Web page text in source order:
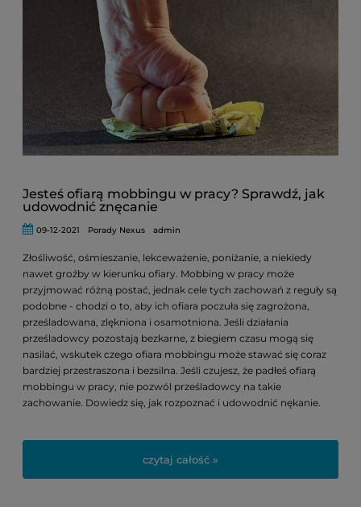
Jesteś ofiarą mobbingu w pracy? Sprawdź, jak
udowodnić znęcanie
09-12-2021 Porady Nexus admin
Złośliwość, ośmieszanie, lekceważenie, poniżanie, a niekiedy
nawet groźby w kierunku ofiary. Mobbing w pracy może
przyjmować różną postać, jednak cele tych zachowań z reguły są
podobne - chodzi o to, aby ich ofiara poczuła się zagrożona,
prześladowana, zlękniona i osamotniona. Jeśli działania
prześladowcy pozostają bezkarne, z biegiem czasu mogą się
nasilać, wskutek czego ofiara mobbingu może stawać się coraz
bardziej przestraszona i bezsilna. Jeśli czujesz, że padłeś ofiarą
mobbingu w pracy, nie pozwól prześladowcy na takie
zachowanie. Dowiedz się, jak rozpoznać i udowodnić nękanie.
czytaj całość »